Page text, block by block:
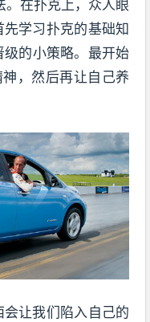
学习扑克的基础知
的小策略。最开始
，然后再让自己养
让我们陷入自己的